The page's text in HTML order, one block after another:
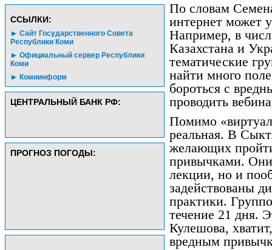
CСЫЛКИ:
Сайт Государственного Совета
Республики Коми
Официальный сервер Республики
Коми
Комиинформ
ЦЕНТРАЛЬНЫЙ БАНК РФ:
ПРОГНОЗ ПОГОДЫ:
По словам
интернет может
Например, в
Казахстана и
тематические
найти много
бороться с
проводить
Помимо
реальная. В
желающих
привычками. Они
лекции, но и
задействованы
практики.
течение 21 дня.
Кулешова,
вредным